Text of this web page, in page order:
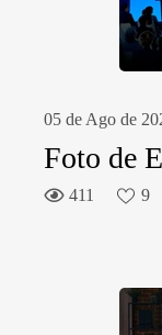
05 de Ago de
Foto de
411 9